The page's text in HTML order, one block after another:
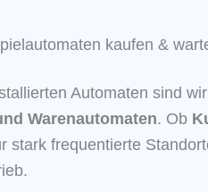
kaufen &
Automaten sind
Warenautomaten. Ob
stark frequentierte